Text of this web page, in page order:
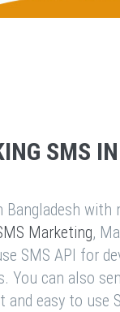
SMS
Bangladesh
Marketing,
SMS API for
can also
easy to use